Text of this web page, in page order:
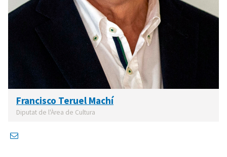
Francisco Teruel Machí
Diputat de l'Àrea de Cultura